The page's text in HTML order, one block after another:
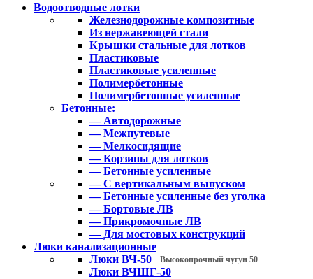
Водоотводные лотки
Железнодорожные композитные
Из нержавеющей стали
Крышки стальные для лотков
Пластиковые
Пластиковые усиленные
Полимербетонные
Полимербетонные усиленные
Бетонные:
— Автодорожные
— Межпутевые
— Мелкосидящие
— Корзины для лотков
— Бетонные усиленные
— С вертикальным выпуском
— Бетонные усиленные без уголка
— Бортовые ЛВ
— Прикромочные ЛВ
— Для мостовых конструкций
Люки канализационные
Люки ВЧ-50
Высокопрочный чугун 50
Люки ВЧШГ-50